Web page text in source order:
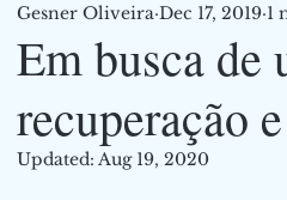
Indústria
Economia
Em busca
recuperação
Gesner Oliveira Dec 17, 2019 1
Updated: Aug 19, 2020